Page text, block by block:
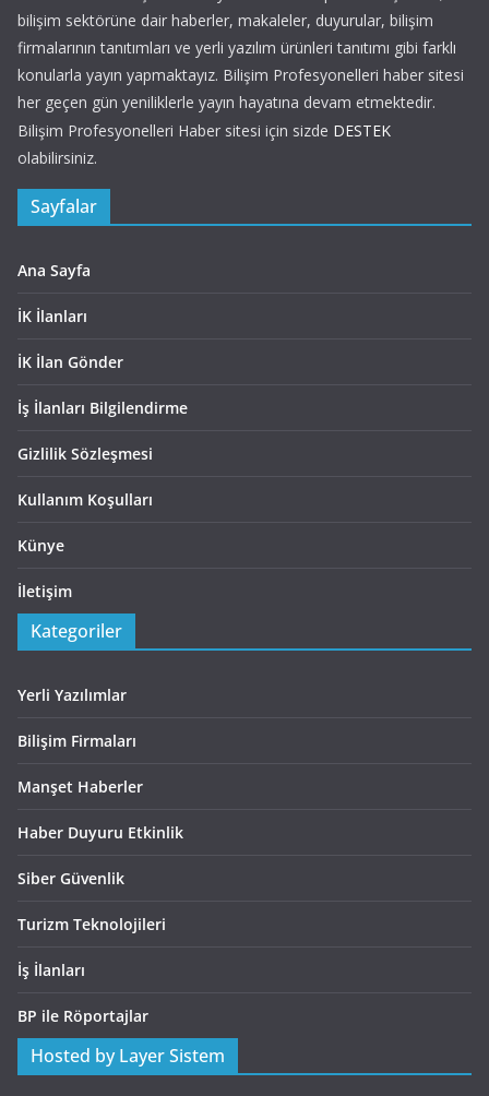
bilişim sektörüne dair haberler, makaleler, duyurular, bilişim
firmalarının tanıtımları ve yerli yazılım ürünleri tanıtımı gibi farklı
konularla yayın yapmaktayız. Bilişim Profesyonelleri haber sitesi
her geçen gün yeniliklerle yayın hayatına devam etmektedir.
Bilişim Profesyonelleri Haber sitesi için sizde DESTEK
olabilirsiniz.
Sayfalar
Ana Sayfa
İK İlanları
İK İlan Gönder
İş İlanları Bilgilendirme
Gizlilik Sözleşmesi
Kullanım Koşulları
Künye
İletişim
Kategoriler
Yerli Yazılımlar
Bilişim Firmaları
Manşet Haberler
Haber Duyuru Etkinlik
Siber Güvenlik
Turizm Teknolojileri
İş İlanları
BP ile Röportajlar
Hosted by Layer Sistem